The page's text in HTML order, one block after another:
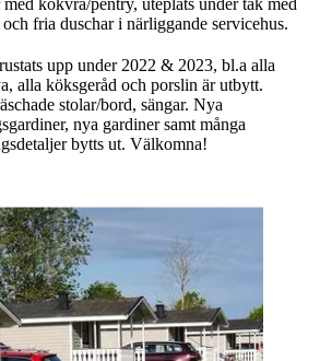
kokvrå/pentry, uteplats under tak med
fria duschar i närliggande servicehus.
upp under 2022 & 2023, bl.a alla
alla köksgeråd och porslin är utbytt.
stolar/bord, sängar. Nya
nya gardiner samt många
bytts ut. Välkomna!